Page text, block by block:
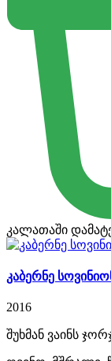
კალათაში
კაბერნე
2016
შუხმან ვაინს